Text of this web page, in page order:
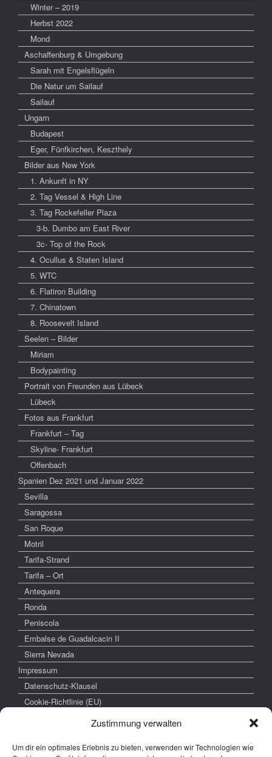
Zustimmung verwalten
Um dir ein optimales Erlebnis zu bieten, verwenden wir Technologien wie
Winter – 2019
Herbst 2022
Mond
Aschaffenburg & Umgebung
Sarah mit Engelsflügeln
Die Natur um Sailauf
Sailauf
Ungarn
Budapest
Eger, Fünfkirchen, Keszthely
Bilder aus New York
1. Ankunft in NY
2. Tag Vessel & High Line
3. Tag Rockefeller Plaza
3-b. Dumbo am East River
3c- Top of the Rock
4. Ocullus & Staten Island
5. WTC
6. Flatiron Building
7. Chinatown
8. Roosevelt Island
Seelen – Bilder
Miriam
Bodypainting
Portrait von Freunden aus Lübeck
Lübeck
Fotos aus Frankfurt
Frankfurt – Tag
Skyline- Frankfurt
Offenbach
Spanien Dez 2021 und Januar 2022
Sevilla
Saragossa
San Roque
Motril
Tarifa-Strand
Tarifa – Ort
Antequera
Ronda
Peniscola
Embalse de Guadalcacin II
Sierra Nevada
Impressum
Datenschutz-Klausel
Cookie-Richtlinie (EU)
weitere interessante Links